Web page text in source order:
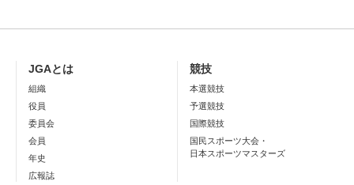
JGAとは
組織
役員
委員会
会員
年史
広報誌
競技
本選競技
予選競技
国際競技
国民スポーツ大会・
日本スポーツマスターズ